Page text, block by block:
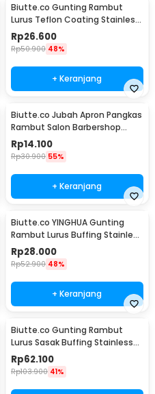
Biutte.co Gunting Rambut
Lurus Teflon Coating Stainless
Steel 4Cr13 - CL-60
Rp26.600
Rp50.900 48%
+ Keranjang
Biutte.co Jubah Apron Pangkas
Rambut Salon Barbershop
Cape - WB01
Rp14.100
Rp30.900 55%
+ Keranjang
Biutte.co YINGHUA Gunting
Rambut Lurus Buffing Stainless
Steel 4Cr13 - CL-6
Rp28.000
Rp52.900 48%
+ Keranjang
Biutte.co Gunting Rambut
Lurus Sasak Buffing Stainless
Steel 2 PCS - M1325
Rp62.100
Rp103.900 41%